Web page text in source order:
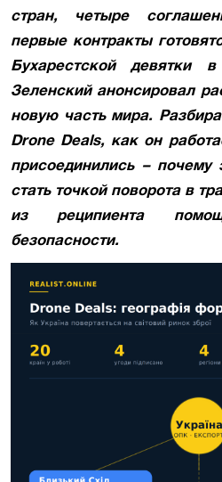
стран, четыре
первые контракты
Бухарестской девятки
Зеленский анонсировал
новую часть мира.
Drone Deals, как он
присоединились –
стать точкой поворота в
из реципиента
безопасности.